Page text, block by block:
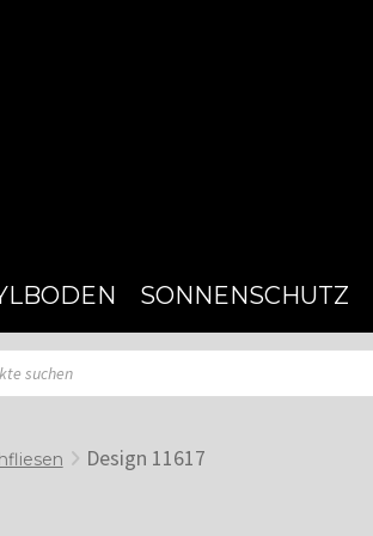
SONNENSCHUTZ
Design 11617